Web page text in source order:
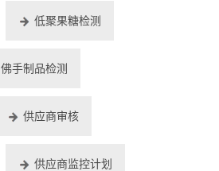
低聚果糖检测
佛手制品检测
供应商审核
供应商监控计划